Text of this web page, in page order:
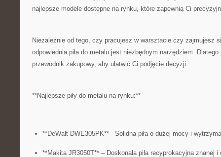
najlepsze modele dostępne na rynku,‍ które ⁢zapewnią Ci
Niezależnie od tego, czy pracujesz w ‍warsztacie ‌czy zajmujesz
odpowiednia piła ⁢do metalu jest niezbędnym ⁤narzędziem.
przewodnik⁤ zakupowy, aby ułatwić Ci⁢ podjęcie ⁤decyzji.
**Najlepsze piły do ​metalu na rynku:**
**DeWalt ⁤DWE305PK** ‍- Solidna piła o dużej⁢ mocy⁤ i
**Makita JR3050T** – Doskonała piła‌ recyprokacyjna znanej